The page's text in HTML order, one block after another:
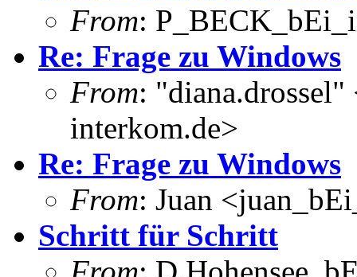
From:
Re: Frage zu Windows
From: "diana.drossel"
interkom.de>
Re: Frage zu Windows
From: Juan
Schritt für Schritt